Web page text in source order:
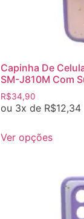
Capinha De
SM-J810M Com
R$34,90
ou 3x de R$12,34
Ver opções